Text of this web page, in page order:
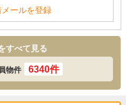
ールを登録
すべて見る
物件 6340件